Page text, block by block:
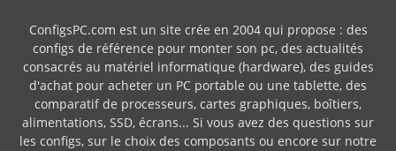
ConfigsPC.com est un site crée en 2004 qui propose : des
configs de référence pour monter son pc, des actualités
consacrés au matériel informatique (hardware), des guides
d'achat pour acheter un PC portable ou une tablette, des
comparatif de processeurs, cartes graphiques, boîtiers,
alimentations, SSD, écrans... Si vous avez des questions sur
les configs, sur le choix des composants ou encore sur notre